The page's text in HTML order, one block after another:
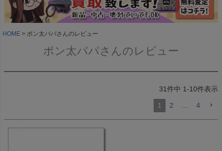
HOME ポン太パパさんのレビュー
ポン太パパさんのレビュー
31件中 1-10件表示
1 2 4